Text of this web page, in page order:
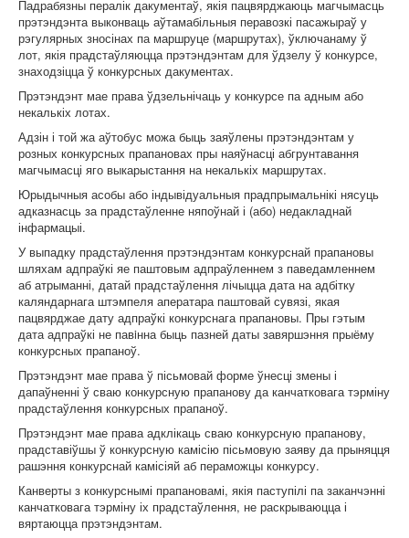
Падрабязны пералік дакументаў, якія пацвярджаюць магчымасць
прэтэндэнта выконваць аўтамабільныя перавозкі пасажыраў у
рэгулярных зносінах па маршруце (маршрутах), ўключанаму ў
лот, якія прадстаўляюцца прэтэндэнтам для ўдзелу ў конкурсе,
знаходзіцца ў конкурсных дакументах.
Прэтэндэнт мае права ўдзельнічаць у конкурсе па адным або
некалькіх лотах.
Адзін і той жа аўтобус можа быць заяўлены прэтэндэнтам у
розных конкурсных прапановах пры наяўнасці абгрунтавання
магчымасці яго выкарыстання на некалькіх маршрутах.
Юрыдычныя асобы або індывідуальныя прадпрымальнікі нясуць
адказнасць за прадстаўленне няпоўнай і (або) недакладнай
інфармацыі.
У выпадку прадстаўлення прэтэндэнтам конкурснай прапановы
шляхам адпраўкі яе паштовым адпраўленнем з паведамленнем
аб атрыманні, датай прадстаўлення лічыцца дата на адбітку
каляндарнага штэмпеля аператара паштовай сувязі, якая
пацвярджае дату адпраўкі конкурснага прапановы. Пры гэтым
дата адпраўкі не павiнна быць пазней даты завяршэння прыёму
конкурсных прапаноў.
Прэтэндэнт мае права ў пісьмовай форме ўнесці змены і
дапаўненні ў сваю конкурсную прапанову да канчатковага тэрміну
прадстаўлення конкурсных прапаноў.
Прэтэндэнт мае права адклікаць сваю конкурсную прапанову,
прадставіўшы ў конкурсную камісію пісьмовую заяву да прыняцця
рашэння конкурснай камісіяй аб пераможцы конкурсу.
Канверты з конкурснымі прапановамі, якія паступілі па заканчэнні
канчатковага тэрміну іх прадстаўлення, не раскрываюцца і
вяртаюцца прэтэндэнтам.